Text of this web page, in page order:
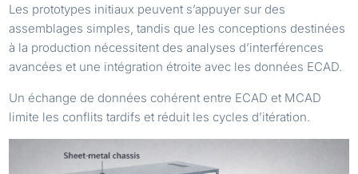
Les prototypes initiaux peuvent s’appuyer sur des
assemblages simples, tandis que les conceptions destinées
à la production nécessitent des analyses d’interférences
avancées et une intégration étroite avec les données ECAD.
Un échange de données cohérent entre ECAD et MCAD
limite les conflits tardifs et réduit les cycles d’itération.